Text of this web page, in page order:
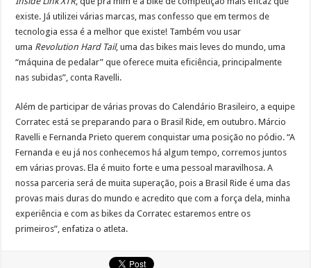
existe. Já utilizei várias marcas, mas confesso que em termos de
tecnologia essa é a melhor que existe! Também vou usar
uma Revolution Hard Tail, uma das bikes mais leves do mundo, uma
“máquina de pedalar” que oferece muita eficiência, principalmente
nas subidas”, conta Ravelli.
Além de participar de várias provas do Calendário Brasileiro, a equipe
Corratec está se preparando para o Brasil Ride, em outubro. Márcio
Ravelli e Fernanda Prieto querem conquistar uma posição no pódio. “A
Fernanda e eu já nos conhecemos há algum tempo, corremos juntos
em várias provas. Ela é muito forte e uma pessoal maravilhosa. A
nossa parceria será de muita superação, pois a Brasil Ride é uma das
provas mais duras do mundo e acredito que com a força dela, minha
experiência e com as bikes da Corratec estaremos entre os
primeiros”, enfatiza o atleta.